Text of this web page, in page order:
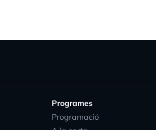
Programes
Programació